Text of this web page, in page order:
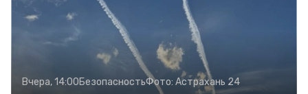
Вчера, 14:00БезопасностьФото: Астрахань 24